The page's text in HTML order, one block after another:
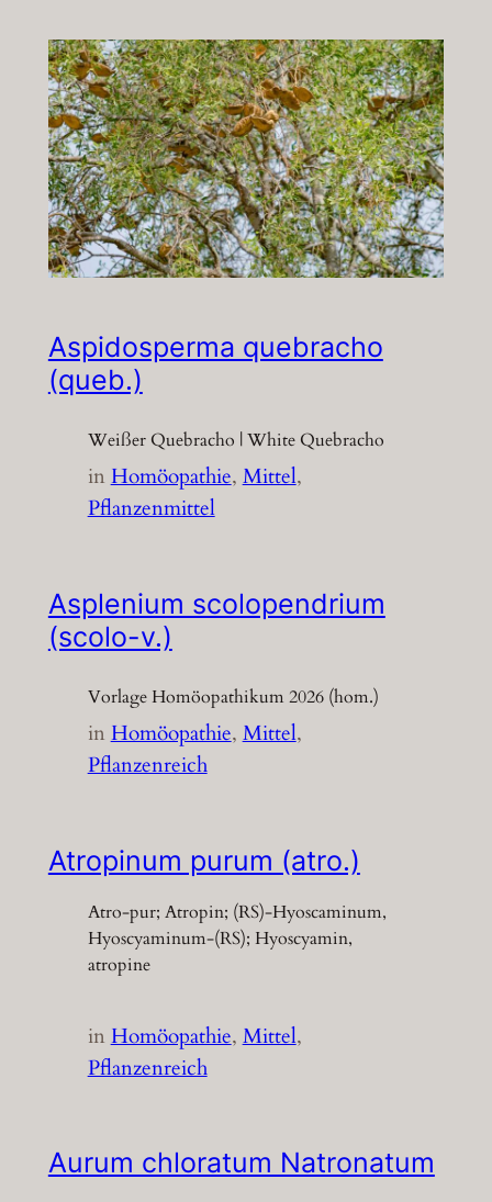
Aspidosperma quebracho
(queb.)
Weißer Quebracho | White Quebracho
inHomöopathie, Mittel
Pflanzenmittel
Asplenium scolopendrium
(scolo-v.)
Vorlage Homöopathikum 2026 (hom.)
inHomöopathie, Mittel
Pflanzenreich
Atropinum purum (atro.)
Atro-pur; Atropin; (RS)-Hyoscaminum,
Hyoscyaminum-(RS); Hyoscyamin,
atropine
inHomöopathie, Mittel
Pflanzenreich
Aurum chloratum Natronatum